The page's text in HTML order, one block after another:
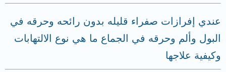
عندي إفرازات صفراء قليله بدون رائحه وحرقه في
البول وألم وحرقه في الجماع ما هي نوع الالتهابات
وكيفية علاجها